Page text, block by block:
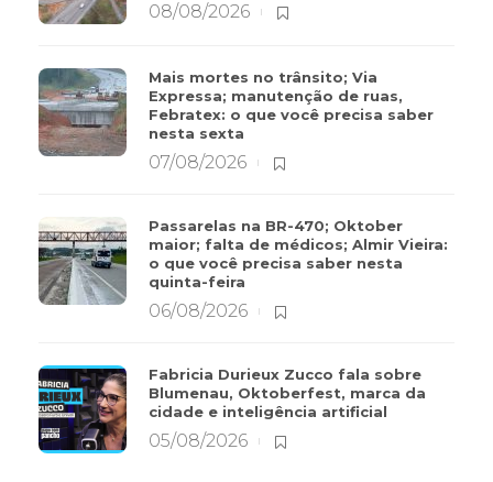
08/08/2026
Mais mortes no trânsito; Via
Expressa; manutenção de ruas,
Febratex: o que você precisa saber
nesta sexta
07/08/2026
Passarelas na BR-470; Oktober
maior; falta de médicos; Almir Vieira:
o que você precisa saber nesta
quinta-feira
06/08/2026
Fabricia Durieux Zucco fala sobre
Blumenau, Oktoberfest, marca da
cidade e inteligência artificial
05/08/2026